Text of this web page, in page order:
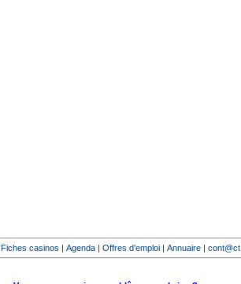
Fiches casinos | Agenda | Offres d'emploi | Annuaire | cont@ct